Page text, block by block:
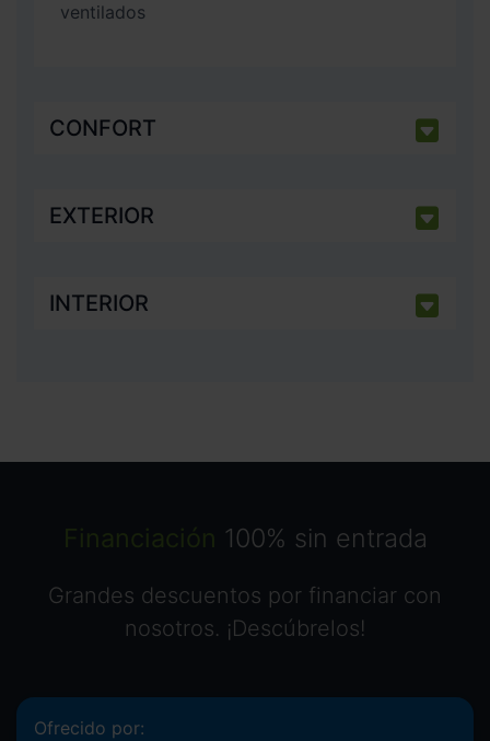
ventilados
CONFORT
EXTERIOR
INTERIOR
Financiación 100% sin entrada
Grandes descuentos por financiar con
nosotros. ¡Descúbrelos!
Ofrecido por: